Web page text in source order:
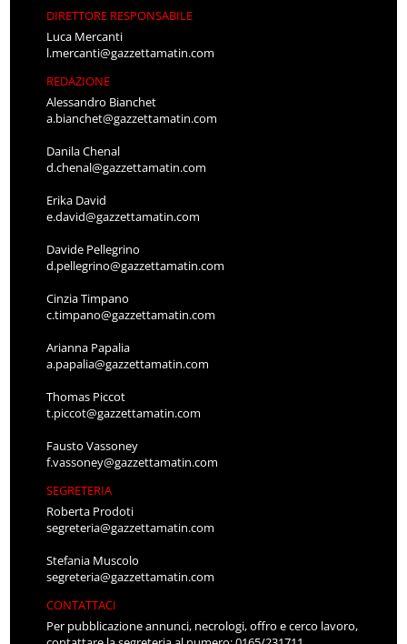
DIRETTORE RESPONSABILE
Luca Mercanti
l.mercanti@gazzettamatin.com
REDAZIONE
Alessandro Bianchet
a.bianchet@gazzettamatin.com
Danila Chenal
d.chenal@gazzettamatin.com
Erika David
e.david@gazzettamatin.com
Davide Pellegrino
d.pellegrino@gazzettamatin.com
Cinzia Timpano
c.timpano@gazzettamatin.com
Arianna Papalia
a.papalia@gazzettamatin.com
Thomas Piccot
t.piccot@gazzettamatin.com
Fausto Vassoney
f.vassoney@gazzettamatin.com
SEGRETERIA
Roberta Prodoti
segreteria@gazzettamatin.com
Stefania Muscolo
segreteria@gazzettamatin.com
CONTATTACI
Per pubblicazione annunci, necrologi, offro e cerco lavoro,